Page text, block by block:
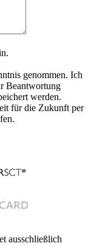
genommen. Ich
Beantwortung
werden.
für die Zukunft per
ausschließlich